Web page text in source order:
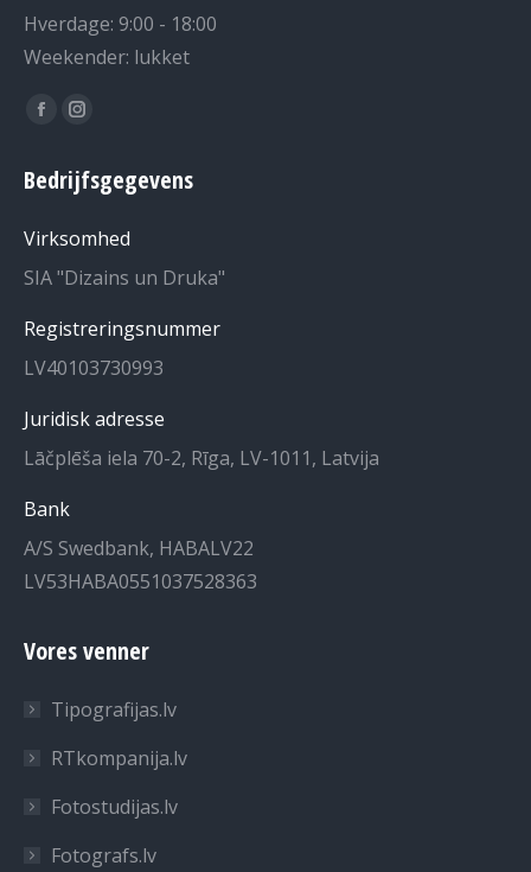
Hverdage: 9:00 - 18:00
Weekender: lukket
Du kan finde os på:
Facebook-
åbner
nyt
vindue
Instagram-
åbner
et
nyt
Bedrijfsgegevens
Virksomhed
SIA "Dizains un Druka"
Registreringsnummer
LV40103730993
Juridisk adresse
Lāčplēša iela 70-2, Rīga, LV-1011, Latvija
Bank
A/S Swedbank, HABALV22
LV53HABA0551037528363
Vores venner
Tipografijas.lv
RTkompanija.lv
Fotostudijas.lv
Fotografs.lv